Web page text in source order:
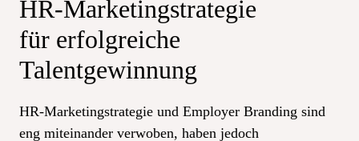
HR-Marketingstrategie
für erfolgreiche
Talentgewinnung
HR-Marketingstrategie und Employer Branding sind
eng miteinander verwoben, haben jedoch